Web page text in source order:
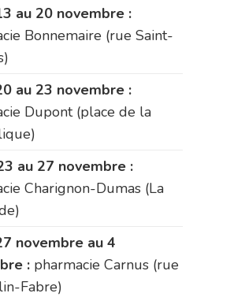
au 20 novembre :
Bonnemaire (rue Saint-
au 23 novembre :
Dupont (place de la
au 27 novembre :
Charignon-Dumas (La
novembre au 4
: pharmacie Carnus (rue
Fabre)